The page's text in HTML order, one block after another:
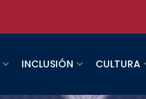
INCLUSIÓN CULTURA